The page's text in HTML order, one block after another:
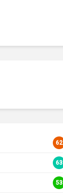
62
63
53